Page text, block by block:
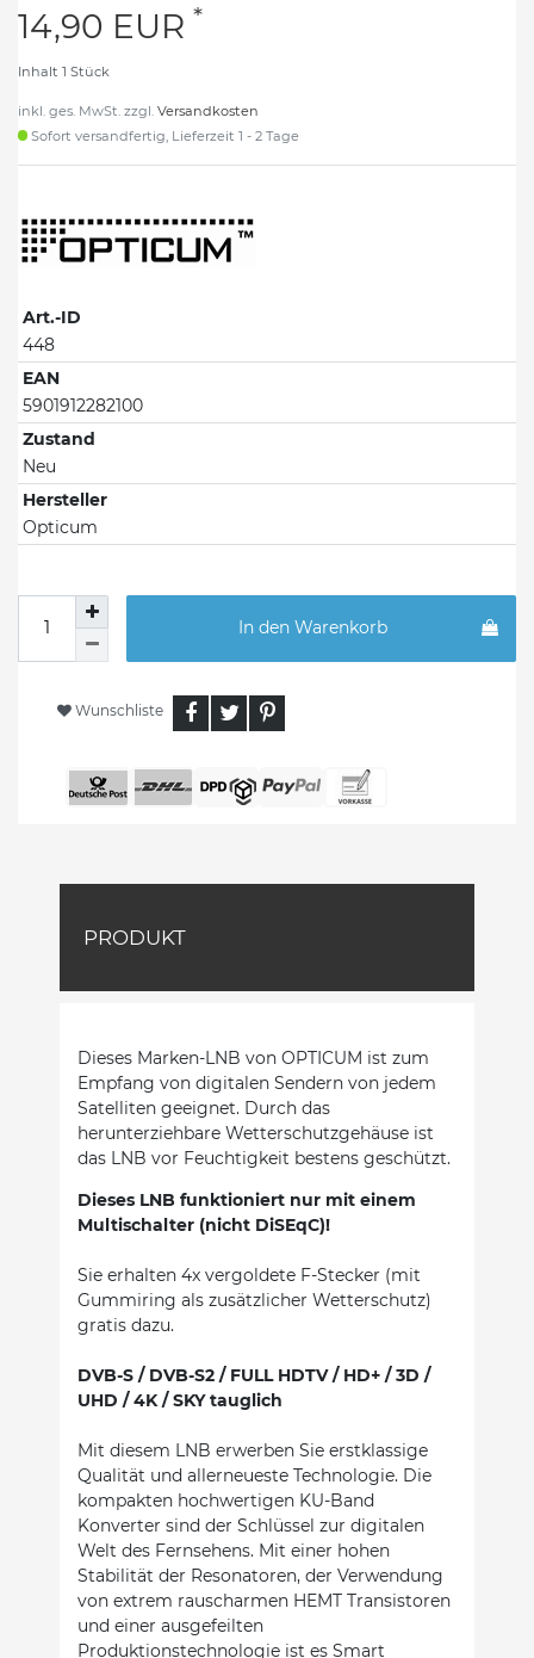
14,90 EUR *
Inhalt 1 Stück
inkl. ges. MwSt. zzgl. Versandkosten
Sofort versandfertig, Lieferzeit 1 - 2 Tage
Art.-ID
448
EAN
5901912282100
Zustand
Neu
Hersteller
Opticum
In den Warenkorb
Wunschliste
PRODUKT
Dieses Marken-LNB von OPTICUM ist zum
Empfang von digitalen Sendern von jedem
Satelliten geeignet. Durch das
herunterziehbare Wetterschutzgehäuse ist
das LNB vor Feuchtigkeit bestens geschützt.
Dieses LNB funktioniert nur mit einem
Multischalter (nicht DiSEqC)!
Sie erhalten 4x vergoldete F-Stecker (mit
Gummiring als zusätzlicher Wetterschutz)
gratis dazu.
DVB-S / DVB-S2 / FULL HDTV / HD+ / 3D /
UHD / 4K / SKY tauglich
Mit diesem LNB erwerben Sie erstklassige
Qualität und allerneueste Technologie. Die
kompakten hochwertigen KU-Band
Konverter sind der Schlüssel zur digitalen
Welt des Fernsehens. Mit einer hohen
Stabilität der Resonatoren, der Verwendung
von extrem rauscharmen HEMT Transistoren
und einer ausgefeilten
Produktionstechnologie ist es Smart